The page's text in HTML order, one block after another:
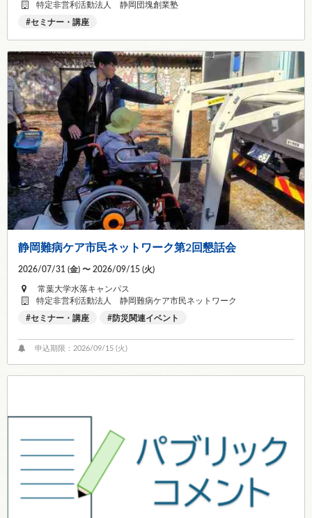
特定非営利活動法人 静岡団塊創業塾
セミナー・講座
静岡難病ケア市民ネットワーク第2回懇話会
2026/07/31 (金) 〜 2026/09/15 (火)
常葉大学水落キャンパス
特定非営利活動法人 静岡難病ケア市民ネットワーク
セミナー・講座 防災関連イベント
申込期限：2026/09/15 (火)